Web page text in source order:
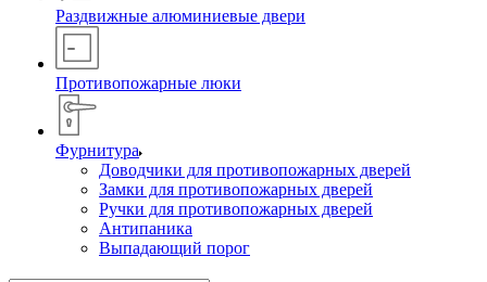
Раздвижные алюминиевые двери
Противопожарные люки
Фурнитура
Доводчики для противопожарных дверей
Замки для противопожарных дверей
Ручки для противопожарных дверей
Антипаника
Выпадающий порог